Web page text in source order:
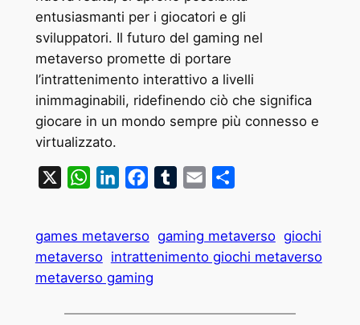
entusiasmanti per i giocatori e gli
sviluppatori. Il futuro del gaming nel
metaverso promette di portare
l’intrattenimento interattivo a livelli
inimmaginabili, ridefinendo ciò che significa
giocare in un mondo sempre più connesso e
virtualizzato.
WhatsAppLinkedInFacebookTumblrEmail
games metaverso gaming metaverso giochi
metaverso intrattenimento giochi metaverso
metaverso gaming